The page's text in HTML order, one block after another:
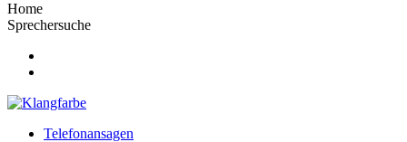
Home
Sprechersuche
Telefonansagen